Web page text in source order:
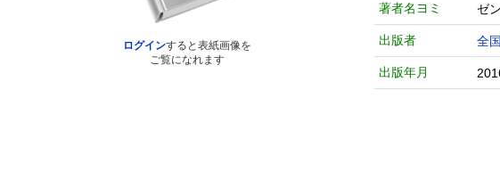
ログインすると表紙画像を
ご覧になれます
著者名ヨミ ゼ
出版者 全
出版年月